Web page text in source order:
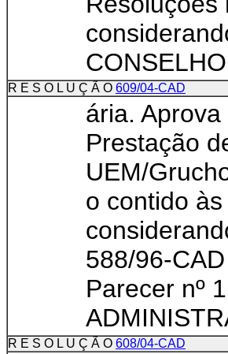
R E S O L U Ç Ã O 609/04-CAD
ária.
Prestação
UEM/
o contido
588/96-
Parecer nº
R E S O L U Ç Ã O 608/04-CAD